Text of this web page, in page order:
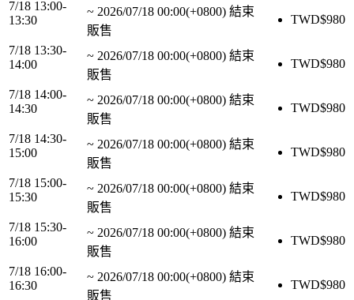
7/18 13:00-
13:30
~ 2026/07/18 00:00(+0800) 結束
販售
TWD$980
7/18 13:30-
14:00
~ 2026/07/18 00:00(+0800) 結束
販售
TWD$980
7/18 14:00-
14:30
~ 2026/07/18 00:00(+0800) 結束
販售
TWD$980
7/18 14:30-
15:00
~ 2026/07/18 00:00(+0800) 結束
販售
TWD$980
7/18 15:00-
15:30
~ 2026/07/18 00:00(+0800) 結束
販售
TWD$980
7/18 15:30-
16:00
~ 2026/07/18 00:00(+0800) 結束
販售
TWD$980
7/18 16:00-
16:30
~ 2026/07/18 00:00(+0800) 結束
販售
TWD$980